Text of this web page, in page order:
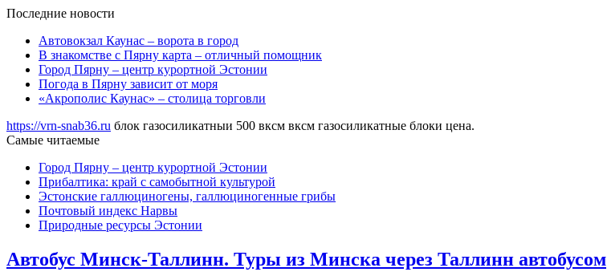
Последние новости
Автовокзал Каунас – ворота в город
В знакомстве с Пярну карта – отличный помощник
Город Пярну – центр курортной Эстонии
Погода в Пярну зависит от моря
«Акрополис Каунас» – столица торговли
https://vrn-snab36.ru блок газосиликатныи 500 вксм вксм газосиликатные блоки цена.
Самые читаемые
Город Пярну – центр курортной Эстонии
Прибалтика: край с самобытной культурой
Эстонские галлюциногены, галлюциногенные грибы
Почтовый индекс Нарвы
Природные ресурсы Эстонии
Автобус Минск-Таллинн. Туры из Минска через Таллинн автобусом